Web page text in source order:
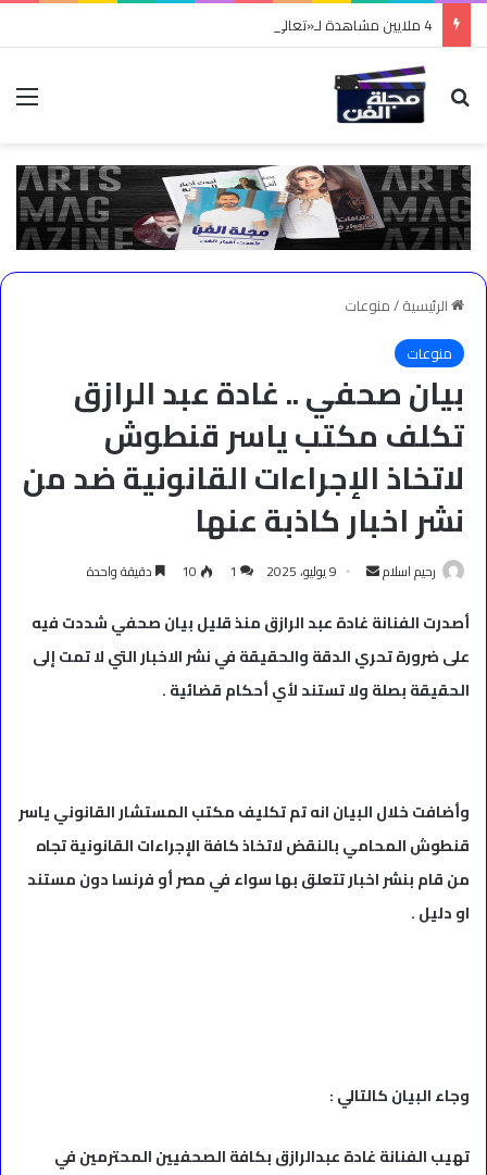
بحث عن
الرئيسية/منوعات
منوعات
بيان صحفي .. غادة عبد الرازق
تكلف مكتب ياسر قنطوش
لاتخاذ الإجراءات القانونية ضد من
نشر اخبار كاذبة عنها
رحيم اسلام
أرسل
إلكترونيا
9 يوليو، 2025 1
10 دقيقة واحدة
أصدرت الفنانة غادة عبد الرازق منذ قليل بيان صحفي شددت فيه
على ضرورة تحري الدقة والحقيقة في نشر الاخبار التي لا تمت إلى
الحقيقة بصلة ولا تستند لأي أحكام قضائية .
وأضافت خلال البيان انه تم تكليف مكتب المستشار القانوني ياسر
قنطوش المحامي بالنقض لاتخاذ كافة الإجراءات القانونية تجاه
من قام بنشر اخبار تتعلق بها سواء في مصر أو فرنسا دون مستند
او دليل .
وجاء البيان كالتالي :
تهيب الفنانة غادة عبدالرازق بكافة الصحفيين المحترمين في